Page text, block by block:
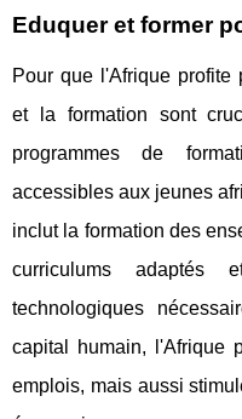
Eduquer et former
Pour que l'Afrique profite
et la formation sont
programmes de
accessibles aux jeunes
inclut la formation des
curriculums adaptés
technologiques
capital humain, l'Afrique
emplois, mais aussi